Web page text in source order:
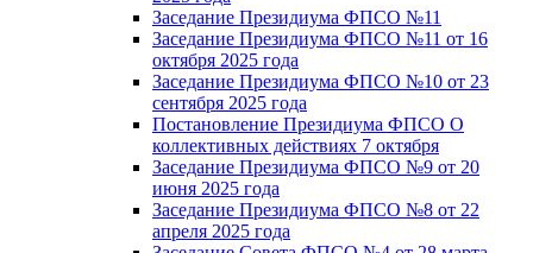
Заседание Президиума ФПСО №11
Заседание Президиума ФПСО №11 от 16
октября 2025 года
Заседание Президиума ФПСО №10 от 23
сентября 2025 года
Постановление Президиума ФПСО О
коллективных действиях 7 октября
Заседание Президиума ФПСО №9 от 20
июня 2025 года
Заседание Президиума ФПСО №8 от 22
апреля 2025 года